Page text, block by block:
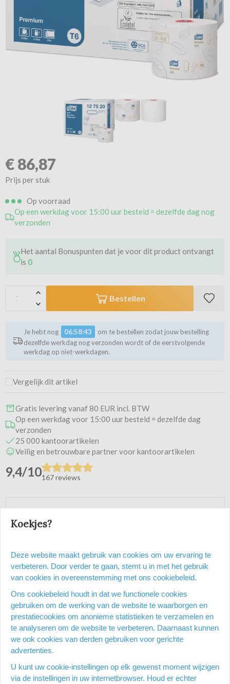
€86,87
Prijs per stuk
Op voorraad
Op een werkdag voor 15:00 uur besteld = dezelfde dag nog
verzonden
Het aantal Bonuspunten dat je voor dit product ontvangt
is 0
Bestellen
Je hebt nog 06:58:42
om te bestellen zodat jouw bestelling
dezelfde werkdag nog verzonden wordt of de eerstvolgende
werkdag op niet-werkdagen.
Vergelijk dit artikel
Gratis levering vanaf 80 EUR incl. BTW
Op een werkdag voor 15:00 uur besteld = dezelfde dag
verzonden
25 000 kantoorartikelen
Veilig en betrouwbare partner voor kantoorartikelen
9,4/10167 reviews
Heb je een vraag over dit
product?
Vraag stellen
Productomschrijving
"Leaf"-bedrukking. Rolbreedte: 9,9 cm, roldiameter: 13,1 cm.
Kleur: wit. Systeem: T6. Recycled. Pak van 27 rollen Certificaat:
FSC Mix - C008266, EU Ecolabel
Productspecificatie
Koekjes?
Deze website maakt gebruik van cookies om uw ervaring te
verbeteren. Door verder te gaan, stemt u in met het gebruik
van cookies in overeenstemming met ons cookiebeleid.
Ons cookiebeleid houdt in dat we functionele cookies
gebruiken om de werking van de website te waarborgen en
prestatiecookies om anonieme statistieken te verzamelen en
te analyseren om de website te verbeteren. Daarnaast kunnen
we ook cookies van derden gebruiken voor gerichte
advertenties.
U kunt uw cookie-instellingen op elk gewenst moment wijzigen
via de instellingen in uw internetbrowser. Houd er echter